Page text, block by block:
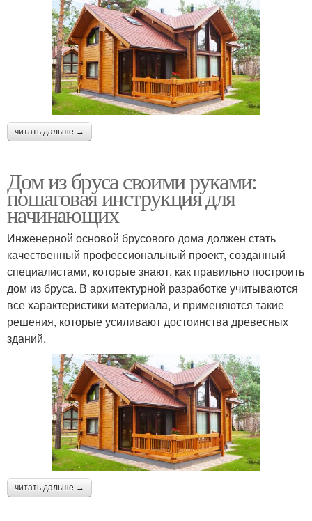
читать дальше →
Дом из бруса своими руками:
пошаговая инструкция для
начинающих
Инженерной основой брусового дома должен стать
качественный профессиональный проект, созданный
специалистами, которые знают, как правильно построить
дом из бруса. В архитектурной разработке учитываются
все характеристики материала, и применяются такие
решения, которые усиливают достоинства древесных
зданий.
читать дальше →